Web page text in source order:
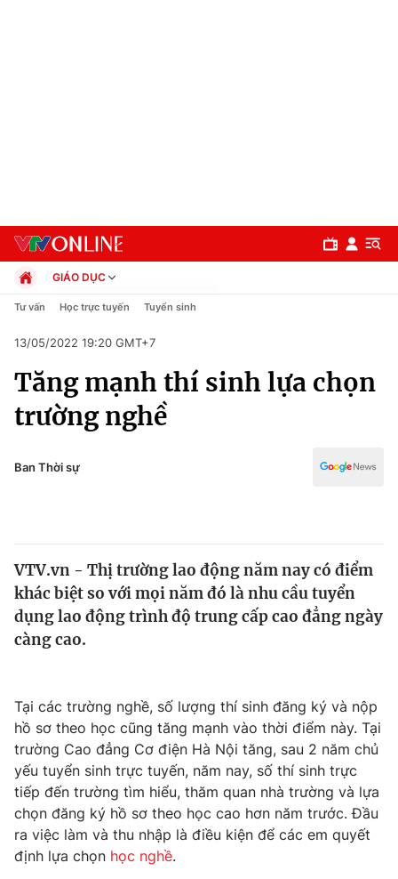
Chuyên mục
Chính trị
Thế giới
Tin tức
Câu chuyện quốc tế
Tài chính
Thị trường
Góc doanh nghiệp
Dữ liệu và đời sống
Truyền hình
Phim VTV
Hậu trường
Giải trí
Điện ảnh
Đời sống
GIÁO DỤC
Chính trị
Pháp luật
Kinh tế
Thể thao
Truyền hình
Y tế
Tư vấn Học trực tuyến Tuyển sinh
13/05/2022 19:20 GMT+7
Tăng mạnh thí sinh lựa chọn
trường nghề
Ban Thời sự
VTV.vn - Thị trường lao động năm nay có điểm
khác biệt so với mọi năm đó là nhu cầu tuyển
dụng lao động trình độ trung cấp cao đẳng ngày
càng cao.
Tại các trường nghề, số lượng thí sinh đăng ký và nộp
hồ sơ theo học cũng tăng mạnh vào thời điểm này. Tại
trường Cao đẳng Cơ điện Hà Nội tăng, sau 2 năm chủ
yếu tuyển sinh trực tuyến, năm nay, số thí sinh trực
tiếp đến trường tìm hiểu, thăm quan nhà trường và lựa
chọn đăng ký hồ sơ theo học cao hơn năm trước. Đầu
ra việc làm và thu nhập là điều kiện để các em quyết
định lựa chọn học nghề.